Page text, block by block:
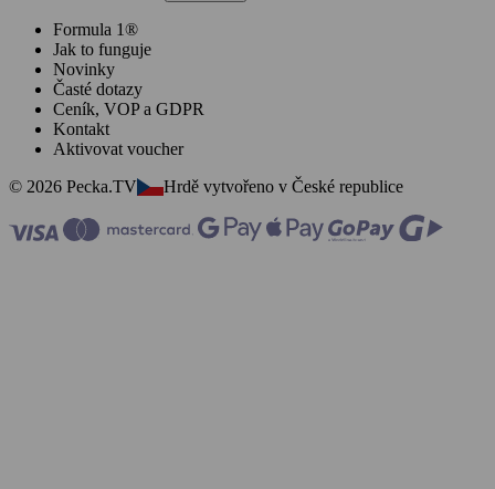
Formula 1®
Jak to funguje
Novinky
Časté dotazy
Ceník, VOP a GDPR
Kontakt
Aktivovat voucher
© 2026 Pecka.TV
Hrdě vytvořeno v České republice